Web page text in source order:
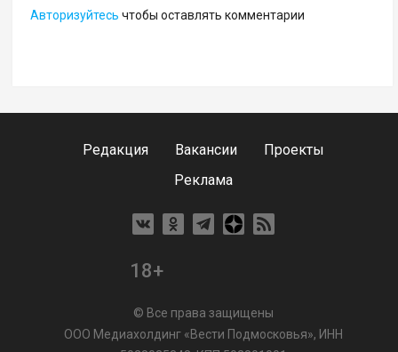
Авторизуйтесь чтобы оставлять комментарии
Редакция Вакансии
Проекты
Реклама
18+
© Все права защищены
ООО Медиахолдинг «Вести Подмосковья», ИНН